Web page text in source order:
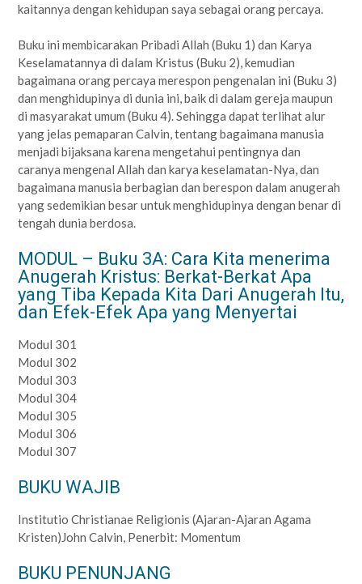
kaitannya dengan kehidupan saya sebagai orang percaya.
Buku ini membicarakan Pribadi Allah (Buku 1) dan Karya
Keselamatannya di dalam Kristus (Buku 2), kemudian
bagaimana orang percaya merespon pengenalan ini (Buku 3)
dan menghidupinya di dunia ini, baik di dalam gereja maupun
di masyarakat umum (Buku 4). Sehingga dapat terlihat alur
yang jelas pemaparan Calvin, tentang bagaimana manusia
menjadi bijaksana karena mengetahui pentingnya dan
caranya mengenal Allah dan karya keselamatan-Nya, dan
bagaimana manusia berbagian dan berespon dalam anugerah
yang sedemikian besar untuk menghidupinya dengan benar di
tengah dunia berdosa.
MODUL – Buku 3A: Cara Kita menerima
Anugerah Kristus: Berkat-Berkat Apa
yang Tiba Kepada Kita Dari Anugerah Itu,
dan Efek-Efek Apa yang Menyertai
Modul 301
Modul 302
Modul 303
Modul 304
Modul 305
Modul 306
Modul 307
BUKU WAJIB
Institutio Christianae Religionis (Ajaran-Ajaran Agama
Kristen)John Calvin, Penerbit: Momentum
BUKU PENUNJANG